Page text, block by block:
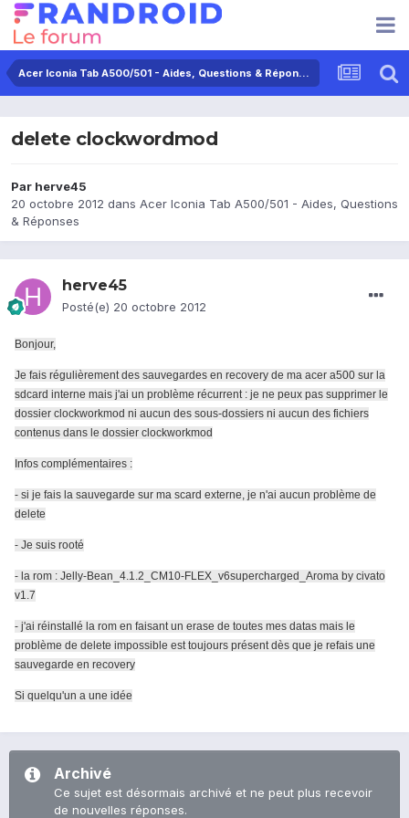
Acer Iconia Tab A500/501 - Aides, Questions & Réponses
delete clockwordmod
Par herve45
20 octobre 2012 dans Acer Iconia Tab A500/501 - Aides, Questions
& Réponses
herve45
Posté(e) 20 octobre 2012
Bonjour,
Je fais régulièrement des sauvegardes en recovery de ma acer a500 sur la
sdcard interne mais j'ai un problème récurrent : je ne peux pas supprimer le
dossier clockworkmod ni aucun des sous-dossiers ni aucun des fichiers
contenus dans le dossier clockworkmod
Infos complémentaires :
- si je fais la sauvegarde sur ma scard externe, je n'ai aucun problème de
delete
- Je suis rooté
- la rom : Jelly-Bean_4.1.2_CM10-FLEX_v6supercharged_Aroma by civato
v1.7
- j'ai réinstallé la rom en faisant un erase de toutes mes datas mais le
problème de delete impossible est toujours présent dès que je refais une
sauvegarde en recovery
Si quelqu'un a une idée
Archivé
Ce sujet est désormais archivé et ne peut plus recevoir
de nouvelles réponses.